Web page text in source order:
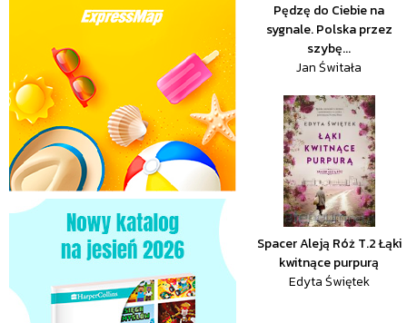
Pędzę do Ciebie na
sygnale. Polska przez
szybę...
Jan Świtała
Spacer Aleją Róż T.2 Łąki
kwitnące purpurą
Edyta Świętek